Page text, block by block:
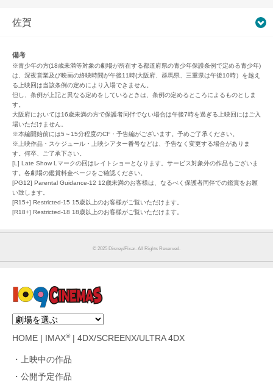
佐賀
備考
※青少年の方(18歳未満等対象の劇場が所在する都道府県の青少年保護条例で定める青少年)
は、深夜営業及び映画の終映時間が午後11時(大阪府、群馬県、三重県は午後10時）を越え
る上映回は当該条例の定めにより入場できません。
但し、条例が上記と異なる定めをしているときは、条例の定めるところによるものとしま
す。
大阪府においては16歳未満の方で保護者同伴でない場合は午後7時を過ぎる上映回にはご入
場いただけません。
※本編開始前には5～15分程度のCF・予告編がございます。予めご了承ください。
※上映作品・スケジュール・上映シアター番号などは、予告なく変更する場合がありま
す。何卒、ご了承下さい。
[L] Late Show Lマークの回はレイトショーとなります。サービス対象外の作品もございま
す。各劇場の鑑賞料金ページをご確認ください。
[PG12] Parental Guidance-12 12歳未満のお客様は、なるべく保護者同伴での鑑賞をお願
い致します。
[R15+] Restricted-15 15歳以上のお客様がご覧いただけます。
[R18+] Restricted-18 18歳以上のお客様がご覧いただけます。
© 2025 Disney/Pixar. All Rights Reserved.
HOME IMAX®| 4DX/SCREENX/ULTRA 4DX
上映中の作品
公開予定作品